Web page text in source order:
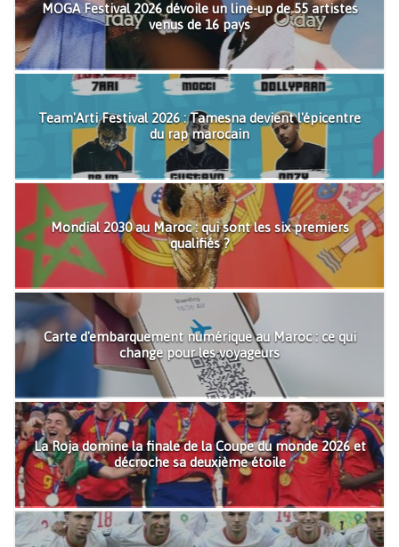
MOGA Festival 2026 dévoile un line-up de 55 artistes
venus de 16 pays
Team'Arti Festival 2026 : Tamesna devient l'épicentre
du rap marocain
Mondial 2030 au Maroc : qui sont les six premiers
qualifiés ?
Carte d'embarquement numérique au Maroc : ce qui
change pour les voyageurs
La Roja domine la finale de la Coupe du monde 2026 et
décroche sa deuxième étoile